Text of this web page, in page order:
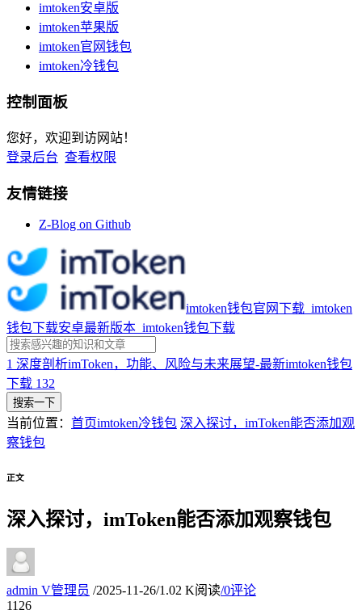
imtoken安卓版
imtoken苹果版
imtoken官网钱包
imtoken冷钱包
控制面板
您好，欢迎到访网站！
登录后台 查看权限
友情链接
Z-Blog on Github
imtoken钱包官网下载_imtoken
钱包下载安卓最新版本_imtoken钱包下载
1 深度剖析imToken，功能、风险与未来展望-最新imtoken钱包
下载 132
搜索一下
当前位置： 首页imtoken冷钱包 深入探讨，imToken能否添加观
察钱包
正文
深入探讨，imToken能否添加观察钱包
admin V管理员 /2025-11-26/1.02 K阅读/0评论
11 26